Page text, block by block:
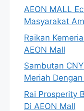
AEON MALL
Masyarakat
Raikan
AEON Mall
Sambutan
Meriah
Rai Prosperity
Di AEON Mall